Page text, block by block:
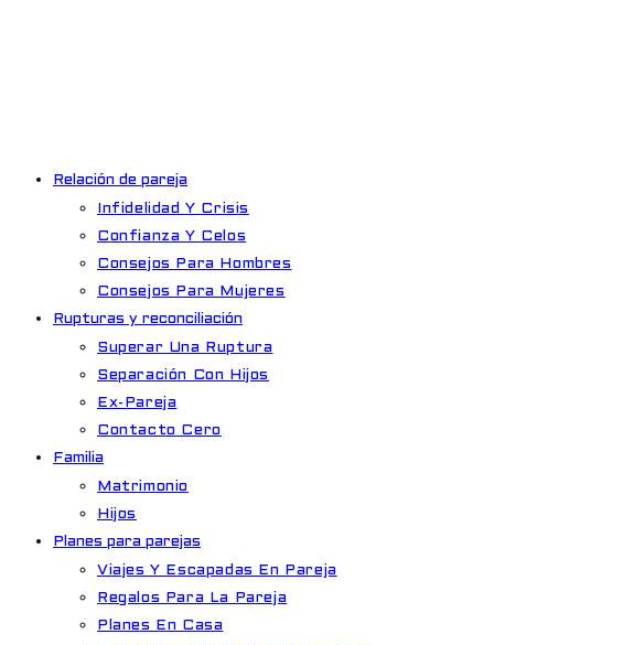
Relación de pareja
Infidelidad Y Crisis
Confianza Y Celos
Consejos Para Hombres
Consejos Para Mujeres
Rupturas y reconciliación
Superar Una Ruptura
Separación Con Hijos
Ex-Pareja
Contacto Cero
Familia
Matrimonio
Hijos
Planes para parejas
Viajes Y Escapadas En Pareja
Regalos Para La Pareja
Planes En Casa